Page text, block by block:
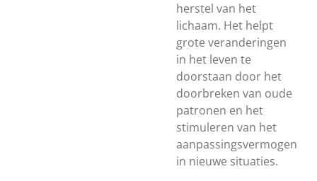
herstel van het
lichaam. Het helpt
grote veranderingen
in het leven te
doorstaan door het
doorbreken van oude
patronen en het
stimuleren van het
aanpassingsvermogen
in nieuwe situaties.